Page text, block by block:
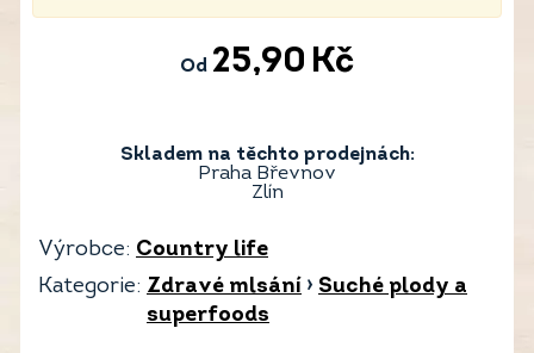
Od 25,90 Kč
Skladem na těchto prodejnách:
Praha Břevnov
Zlín
Výrobce: Country life
Kategorie: Zdravé mlsání › Suché plody a
superfoods